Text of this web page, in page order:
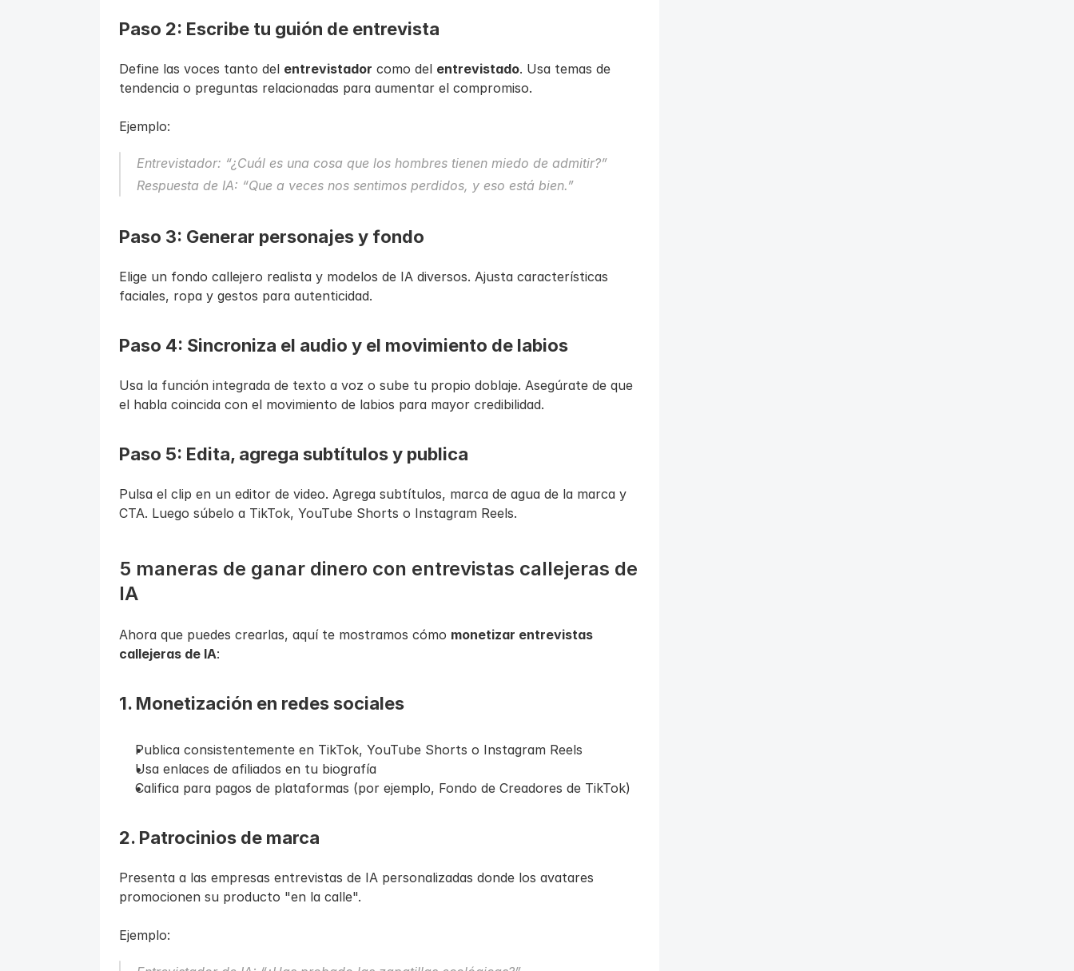
Paso 2: Escribe tu guión de entrevista
Define las voces tanto del entrevistador como del entrevistado. Usa temas de
tendencia o preguntas relacionadas para aumentar el compromiso.
Ejemplo:
Entrevistador: “¿Cuál es una cosa que los hombres tienen miedo de admitir?”
Respuesta de IA: “Que a veces nos sentimos perdidos, y eso está bien.”
Paso 3: Generar personajes y fondo
Elige un fondo callejero realista y modelos de IA diversos. Ajusta características
faciales, ropa y gestos para autenticidad.
Paso 4: Sincroniza el audio y el movimiento de labios
Usa la función integrada de texto a voz o sube tu propio doblaje. Asegúrate de que
el habla coincida con el movimiento de labios para mayor credibilidad.
Paso 5: Edita, agrega subtítulos y publica
Pulsa el clip en un editor de video. Agrega subtítulos, marca de agua de la marca y
CTA. Luego súbelo a TikTok, YouTube Shorts o Instagram Reels.
5 maneras de ganar dinero con entrevistas callejeras de
IA
Ahora que puedes crearlas, aquí te mostramos cómo monetizar entrevistas
callejeras de IA:
1. Monetización en redes sociales
Publica consistentemente en TikTok, YouTube Shorts o Instagram Reels
Usa enlaces de afiliados en tu biografía
Califica para pagos de plataformas (por ejemplo, Fondo de Creadores de TikTok)
2. Patrocinios de marca
Presenta a las empresas entrevistas de IA personalizadas donde los avatares
promocionen su producto "en la calle".
Ejemplo: